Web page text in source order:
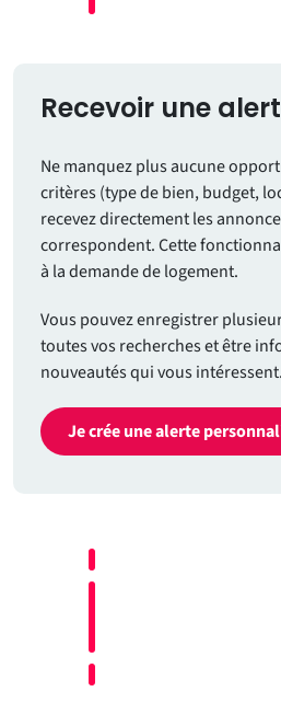
Recevoir une
Ne manquez plus aucune
critères (type de bien, budget,
recevez directement les
correspondent. Cette
à la demande de logement.
Vous pouvez enregistrer
toutes vos recherches et être
nouveautés qui vous intéressent.
Je crée une alerte